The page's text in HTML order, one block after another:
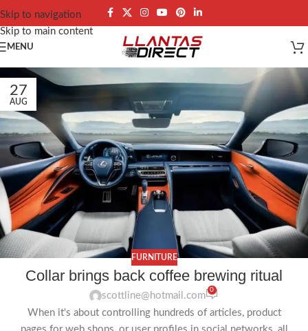
Skip to navigation
Skip to main content
MENU
27
AUG
FURNITURE
Collar brings back coffee brewing ritual
scottline@hotmail.com
0
When it's about controlling hundreds of articles, product